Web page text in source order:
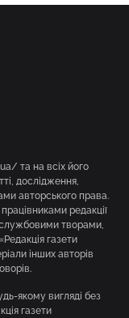
та на всіх його
дослідження,
авторського права.
редакції
службовими творами,
газети
інших авторів
якому вигляді без
газети